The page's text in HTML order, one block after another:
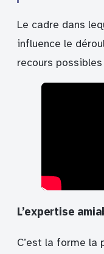
Le cadre dans
influence le
recours
L’expertise
C’est la forme la